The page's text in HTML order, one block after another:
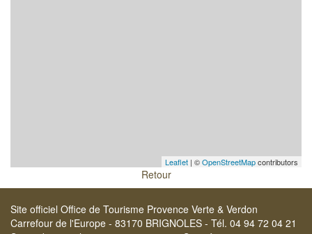
Leaflet | ©OpenStreetMapcontributors
Retour
Site officiel Office de Tourisme Provence Verte & Verdon
Carrefour de l'Europe - 83170 BRIGNOLES - Tél. 04 94 72 04 21